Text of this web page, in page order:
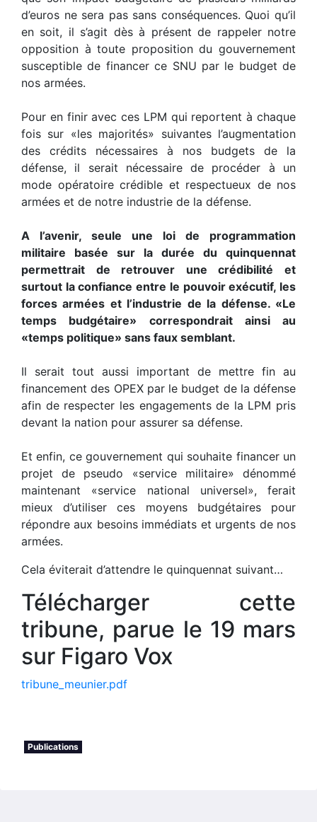
d’euros ne sera pas sans conséquences. Quoi qu’il
en soit, il s’agit dès à présent de rappeler notre
opposition à toute proposition du gouvernement
susceptible de financer ce SNU par le budget de
nos armées.
Pour en finir avec ces LPM qui reportent à chaque
fois sur «les majorités» suivantes l’augmentation
des crédits nécessaires à nos budgets de la
défense, il serait nécessaire de procéder à un
mode opératoire crédible et respectueux de nos
armées et de notre industrie de la défense.
A l’avenir, seule une loi de programmation
militaire basée sur la durée du quinquennat
permettrait de retrouver une crédibilité et
surtout la confiance entre le pouvoir exécutif, les
forces armées et l’industrie de la défense. «Le
temps budgétaire» correspondrait ainsi au
«temps politique» sans faux semblant.
Il serait tout aussi important de mettre fin au
financement des OPEX par le budget de la défense
afin de respecter les engagements de la LPM pris
devant la nation pour assurer sa défense.
Et enfin, ce gouvernement qui souhaite financer un
projet de pseudo «service militaire» dénommé
maintenant «service national universel», ferait
mieux d’utiliser ces moyens budgétaires pour
répondre aux besoins immédiats et urgents de nos
armées.
Cela éviterait d’attendre le quinquennat suivant…
Télécharger cette
tribune, parue le 19 mars
sur Figaro Vox
tribune_meunier.pdf
Publications